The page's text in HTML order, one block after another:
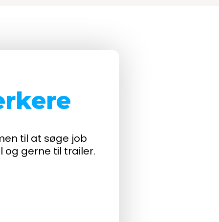
til at søge job
og gerne til trailer.